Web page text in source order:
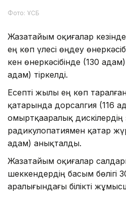
Фото: ҰСБ
Жазатайым оқиғалар
ең көп үлесі өңдеу
кен өнеркәсібінде (130
адам) тіркелді.
Есепті жылы ең көп таралған
қатарында дорсалгия (116
омыртқааралық
радикулопатиямен қатар
адам) анықталды.
Жазатайым оқиғалар
шеккендердің басым бөлігі
аралығындағы білікті